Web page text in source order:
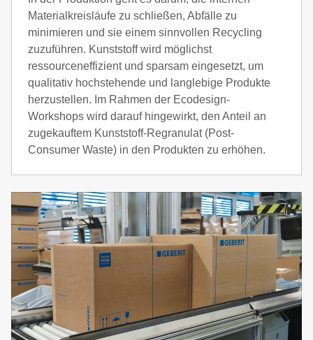
Materialkreisläufe zu schließen, Abfälle zu
minimieren und sie einem sinnvollen Recycling
zuzuführen. Kunststoff wird möglichst
ressourceneffizient und sparsam eingesetzt, um
qualitativ hochstehende und langlebige Produkte
herzustellen. Im Rahmen der Ecodesign-
Workshops wird darauf hingewirkt, den Anteil an
zugekauftem Kunststoff-Regranulat (Post-
Consumer Waste) in den Produkten zu erhöhen.